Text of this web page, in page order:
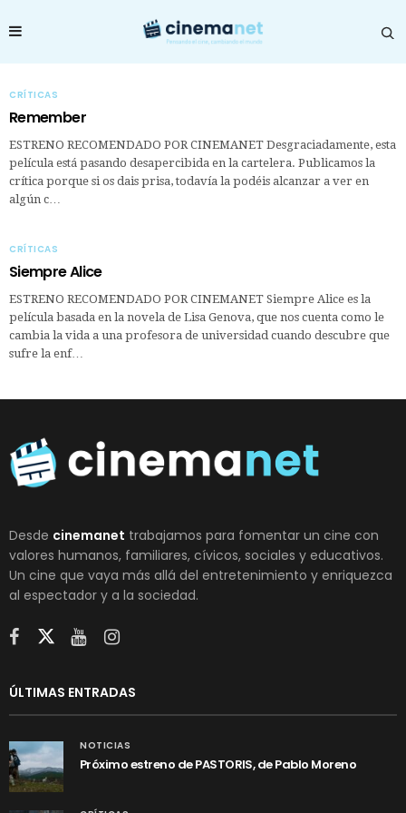
CRÍTICAS
Remember
ESTRENO RECOMENDADO POR CINEMANET Desgraciadamente, esta
película está pasando desapercibida en la cartelera. Publicamos la
crítica porque si os dais prisa, todavía la podéis alcanzar a ver en
algún c…
CRÍTICAS
Siempre Alice
ESTRENO RECOMENDADO POR CINEMANET Siempre Alice es la
película basada en la novela de Lisa Genova, que nos cuenta como le
cambia la vida a una profesora de universidad cuando descubre que
sufre la enf…
Desde cinemanet trabajamos para fomentar un cine con
valores humanos, familiares, cívicos, sociales y educativos.
Un cine que vaya más allá del entretenimiento y enriquezca
al espectador y a la sociedad.
ÚLTIMAS ENTRADAS
NOTICIAS
Próximo estreno de PASTORIS, de Pablo Moreno